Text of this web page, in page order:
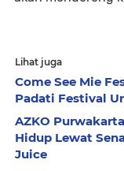
Lihat juga
Come See Mie
Padati Festival
AZKO
Hidup Lewat
Juice